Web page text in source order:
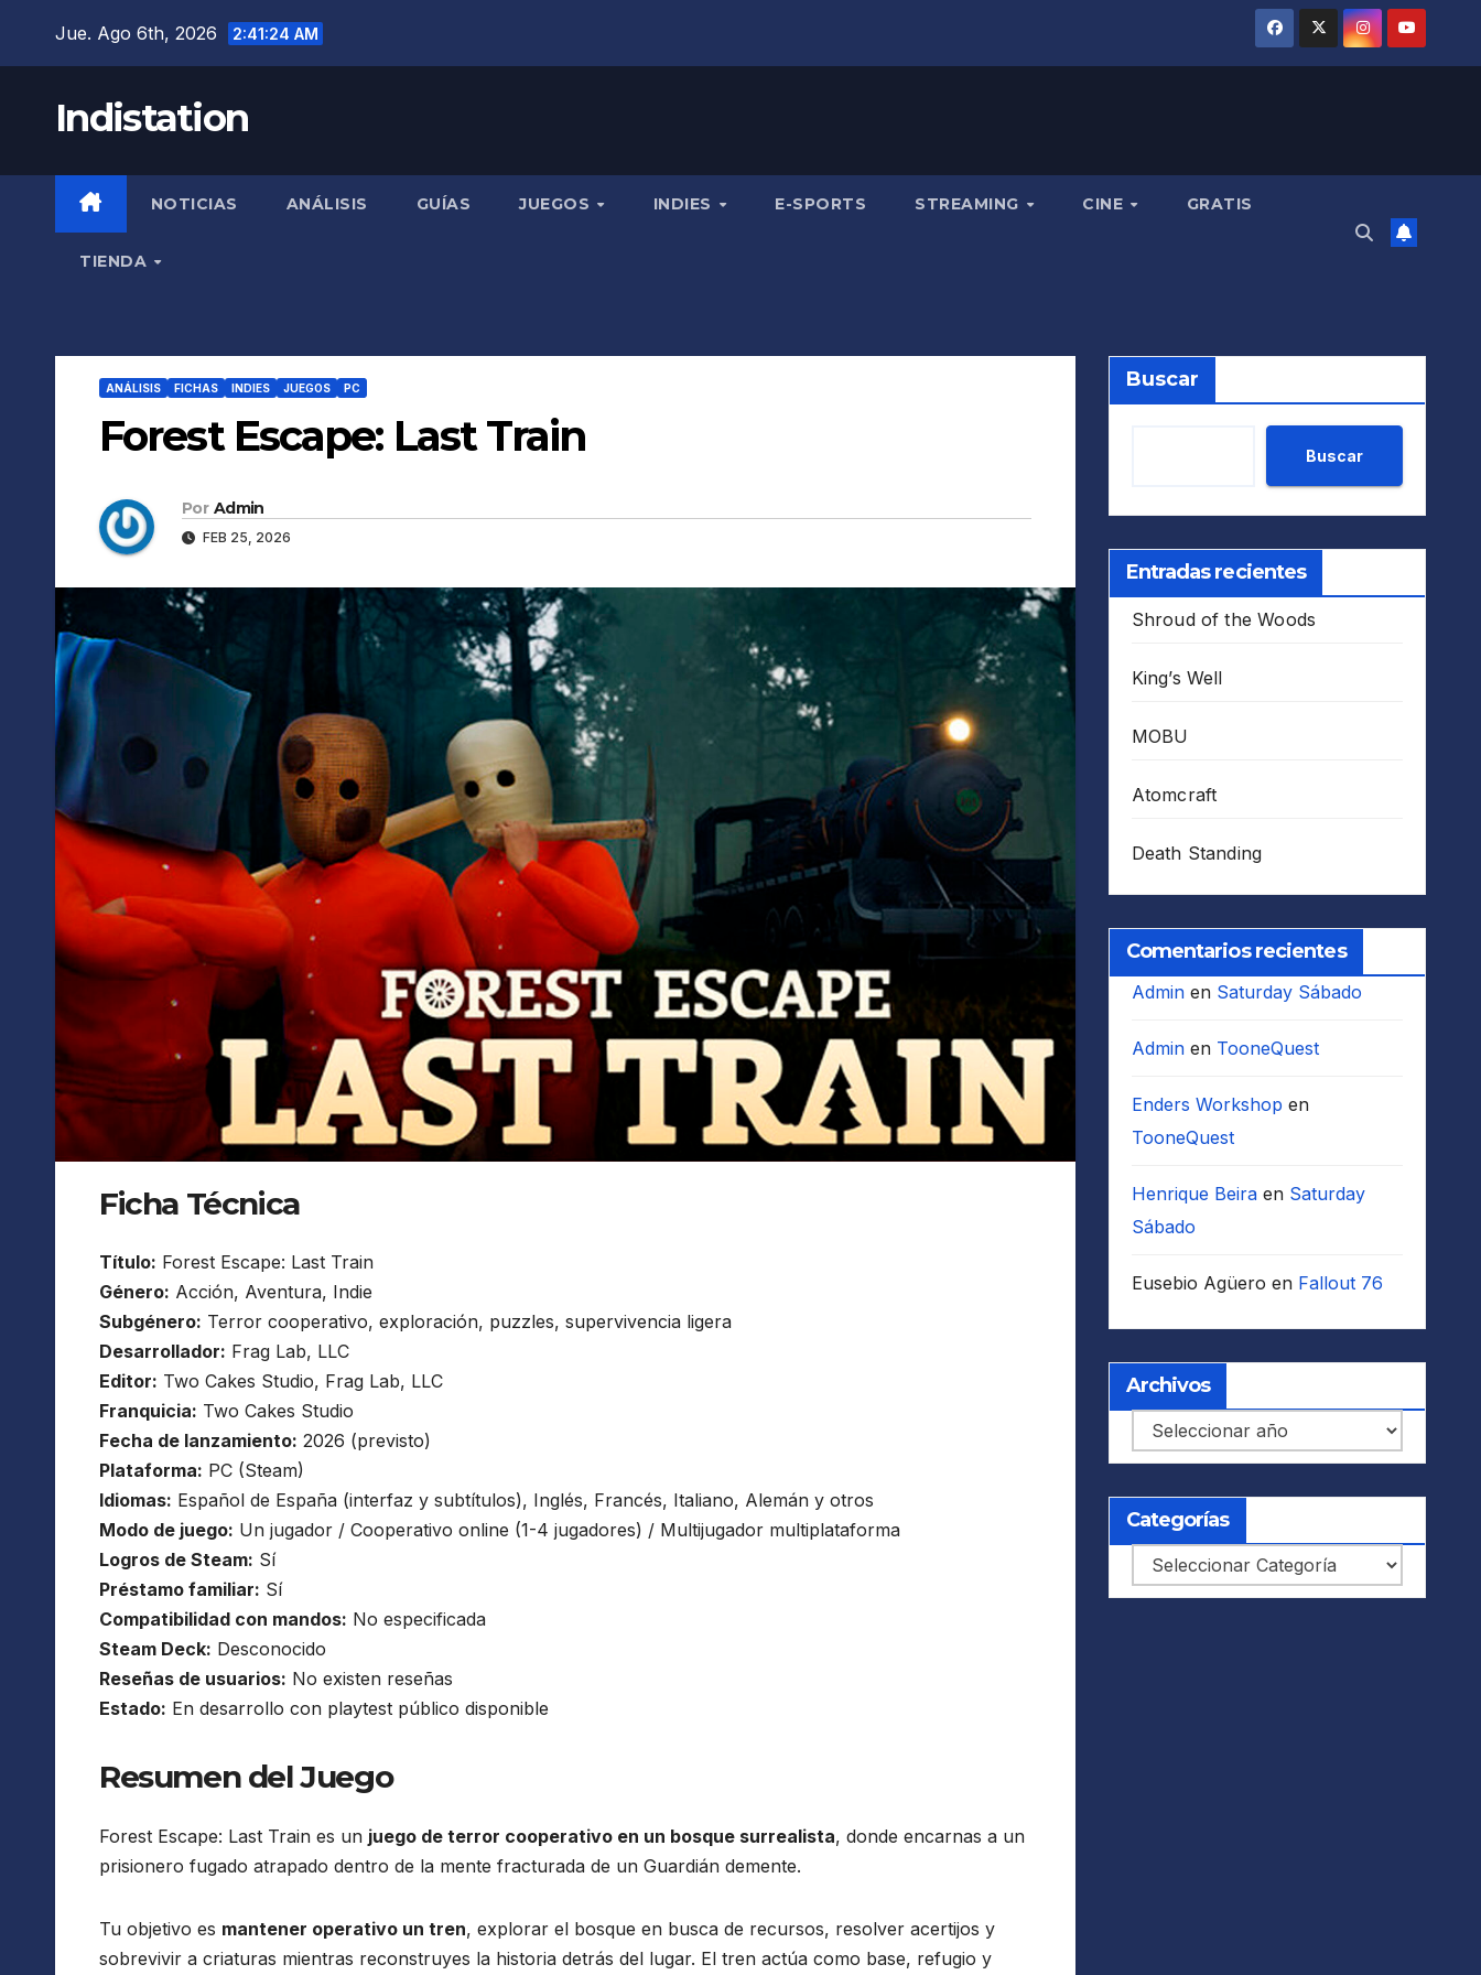
Jue. Ago 6th, 2026 2:41:25 AM
Indistation
NOTICIAS ANÁLISIS GUÍAS JUEGOS INDIES E-SPORTS STREAMING CINE GRATIS
TIENDA
ANÁLISIS FICHAS INDIES JUEGOS PC
Forest Escape: Last Train
Por Admin
FEB 25, 2026
Ficha Técnica
Título: Forest Escape: Last Train
Género: Acción, Aventura, Indie
Subgénero: Terror cooperativo, exploración, puzzles, supervivencia ligera
Desarrollador: Frag Lab, LLC
Editor: Two Cakes Studio, Frag Lab, LLC
Franquicia: Two Cakes Studio
Fecha de lanzamiento: 2026 (previsto)
Plataforma: PC (Steam)
Idiomas: Español de España (interfaz y subtítulos), Inglés, Francés, Italiano, Alemán y otros
Modo de juego: Un jugador / Cooperativo online (1-4 jugadores) / Multijugador multiplataforma
Logros de Steam: Sí
Préstamo familiar: Sí
Compatibilidad con mandos: No especificada
Steam Deck: Desconocido
Reseñas de usuarios: No existen reseñas
Estado: En desarrollo con playtest público disponible
Resumen del Juego
Forest Escape: Last Train es un juego de terror cooperativo en un bosque surrealista, donde encarnas a un
prisionero fugado atrapado dentro de la mente fracturada de un Guardián demente.
Tu objetivo es mantener operativo un tren, explorar el bosque en busca de recursos, resolver acertijos y
sobrevivir a criaturas mientras reconstruyes la historia detrás del lugar. El tren actúa como base, refugio y
Buscar
Buscar
Entradas recientes
Shroud of the Woods
King’s Well
MOBU
Atomcraft
Death Standing
Comentarios recientes
Adminen Saturday Sábado
Adminen TooneQuest
Enders Workshop en
TooneQuest
Henrique Beiraen Saturday
Sábado
Eusebio Agüero en Fallout 76
Archivos
Archivos
Categorías
Categorías